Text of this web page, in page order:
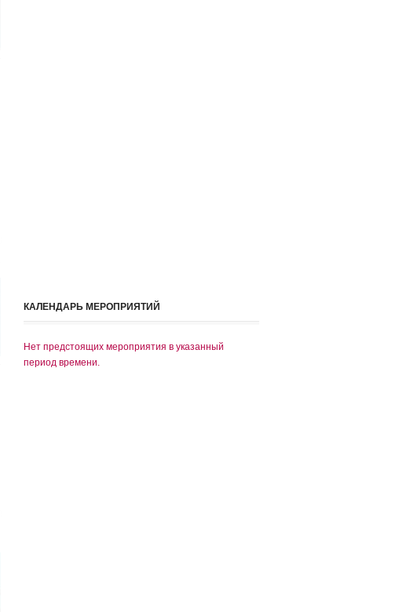
КАЛЕНДАРЬ МЕРОПРИЯТИЙ
Нет предстоящих мероприятия в указанный
период времени.